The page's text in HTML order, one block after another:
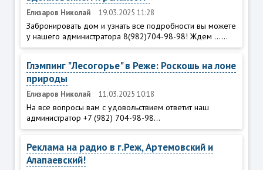
Елизаров Николай 19.03.2025 11:28
Забронировать дом и узнать все подробности вы можете
у нашего администратора 8(982)704-98-98! Ждем ......
Глэмпинг "Лесогорье" в Реже: Роскошь на лоне
природы
Елизаров Николай 11.03.2025 10:18
На все вопросы вам с удовольствием ответит наш
администратор +7 (982) 704-98-98...
Реклама на радио в г.Реж, Артемовский и
Алапаевский!